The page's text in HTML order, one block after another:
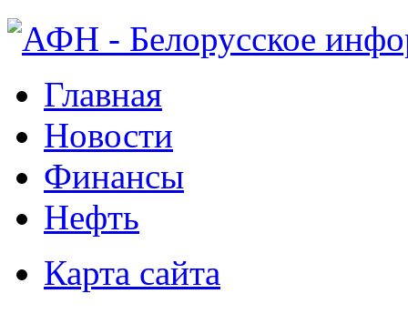
Главная
Новости
Финансы
Нефть
Карта сайта